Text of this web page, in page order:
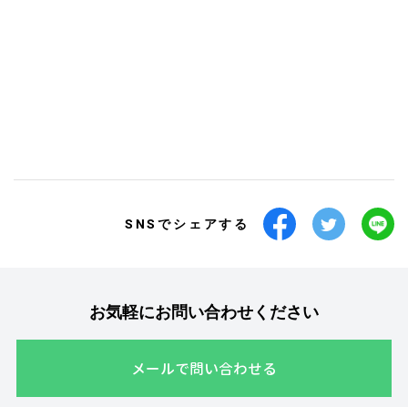
SNSでシェアする
お気軽にお問い合わせください
メールで問い合わせる